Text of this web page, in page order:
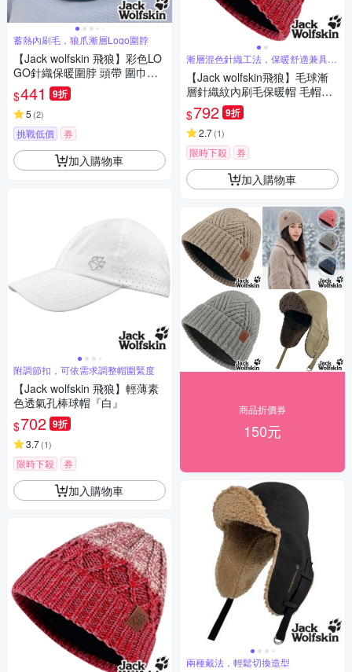
蓄熱內刷毛，狼爪漸層Logo圍脖
【Jack wolfskin 飛狼】彩色LO
GO針織保暖圍脖 頭帶 圍巾
『藍灰』
$441 9折
5 (2)
挑戰低價 券
加入購物車
附調節扣，可依需求調整帽圍緊度
【Jack wolfskin 飛狼】輕薄素
色透氣孔棒球帽『白』
$702 9折
3.7(1)
限時下殺 券
加入購物車
漸層混色針織工法，保暖舒適兼具時
尚品味
【Jack wolfskin飛狼】毛球漸
層針織紋內刷毛保暖帽 毛帽
『紅粉』
$792 9折
2.7(1)
限時下殺 券
加入購物車
商品折價券
150元
兩種戴法，輕鬆切換造型